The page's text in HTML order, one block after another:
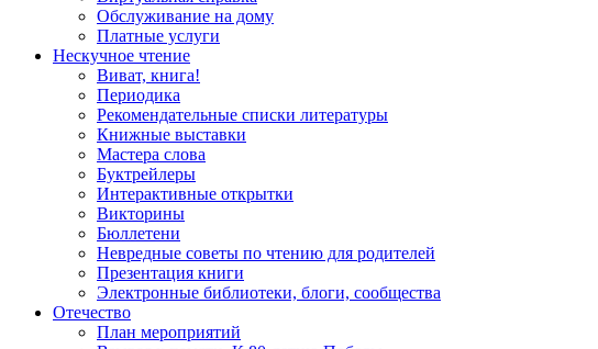
Обслуживание на дому
Платные услуги
Нескучное чтение
Виват, книга!
Периодика
Рекомендательные списки литературы
Книжные выставки
Мастера слова
Буктрейлеры
Интерактивные открытки
Викторины
Бюллетени
Невредные советы по чтению для родителей
Презентация книги
Электронные библиотеки, блоги, сообщества
Отечество
План мероприятий